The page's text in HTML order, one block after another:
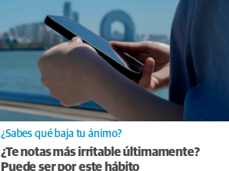
¿Sabes qué baja tu ánimo?
¿Te notas más irritable últimamente?
Puede ser por este hábito